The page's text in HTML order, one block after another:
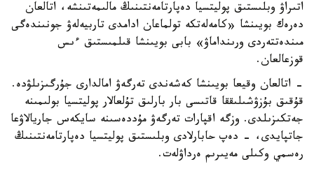
اتىراۋ وبلىستىق پوليتسيا دەپارتامەنتىنىڭ مالىمەتىنشە، اتالعان
دەرەك بويىنشا «كامەلەتكە تولماعان ادامدى تاربيەلەۋ جونىندەگى
مىندەتتەردى ورىنداماۋ» بابى بويىنشا قىلمىستىق ءىس
قوزعالعان.
- اتالعان وقيعا بويىنشا كەشەندى تەرگەۋ امالدارى جۇرگىزىلۋدە.
قۇقىق بۇزۋشىلىققا قاتىسى بار بارلىق تۇلعالار پوليتسيا بولىمىنە
جەتكىزىلدى. وزگە اقپارات تەرگەۋ مۇددەسىنە سايكەس جاريالاۋعا
جاتپايدى، - دەپ حابارلادى وبلىستىق پوليتسيا دەپارتامەنتىنىڭ
رەسمي وكىلى مەيىرىم ەرداۋلەت.